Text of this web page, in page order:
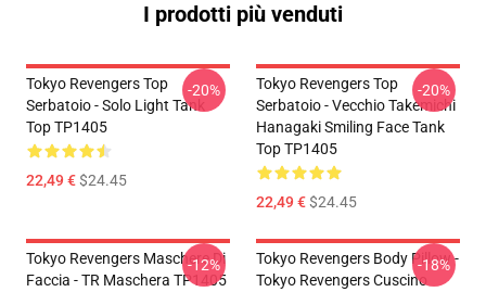
I prodotti più venduti
Tokyo Revengers Top
Serbatoio - Solo Light Tank
Top TP1405
22,49 €$24.45
-20%
Tokyo Revengers Top
Serbatoio - Vecchio Takemichi
Hanagaki Smiling Face Tank
Top TP1405
22,49 €$24.45
-20%
Tokyo Revengers Maschere Di
Faccia - TR Maschera TP1405
-12%
Tokyo Revengers Body Pillow -
Tokyo Revengers Cuscino
-18%